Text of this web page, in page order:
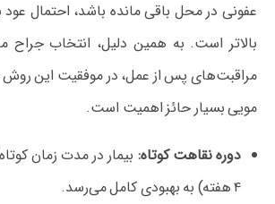
عفونی در محل باقی مانده باشد، احتمال
بالاتر است. به همین دلیل، انتخاب جراح
مراقبت‌های پس از عمل، در موفقیت این
مویی بسیار حائز اهمیت است.
دوره نقاهت کوتاه:
۴ هفته) به بهبودی کامل می‌رسد.